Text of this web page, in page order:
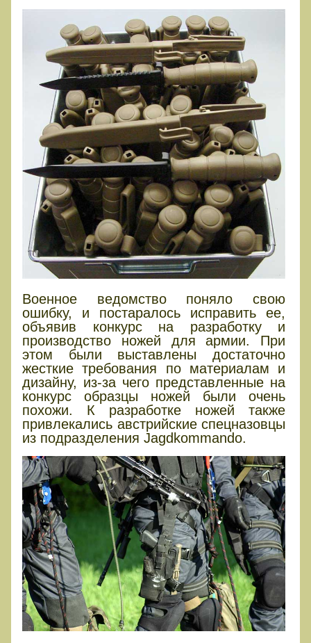
Военное ведомство поняло свою
ошибку, и постаралось исправить ее,
объявив конкурс на разработку и
производство ножей для армии. При
этом были выставлены достаточно
жесткие требования по материалам и
дизайну, из-за чего представленные на
конкурс образцы ножей были очень
похожи. К разработке ножей также
привлекались австрийские спецназовцы
из подразделения Jagdkommando.